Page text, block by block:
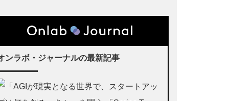
ンラボ・ジャーナルの最新記事